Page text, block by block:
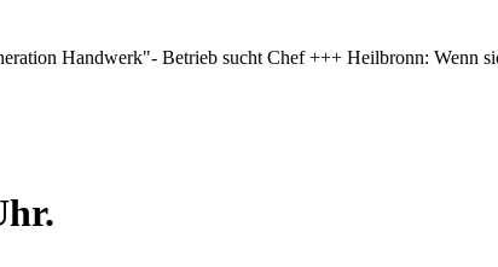
Handwerk"- Betrieb sucht Chef +++ Heilbronn: Wenn